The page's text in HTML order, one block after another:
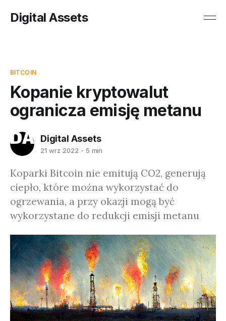
Digital Assets
BITCOIN
Kopanie kryptowalut
ogranicza emisję metanu
Digital Assets
21 wrz 2022 5 min
Koparki Bitcoin nie emitują CO2, generują
ciepło, które można wykorzystać do
ogrzewania, a przy okazji mogą być
wykorzystane do redukcji emisji metanu